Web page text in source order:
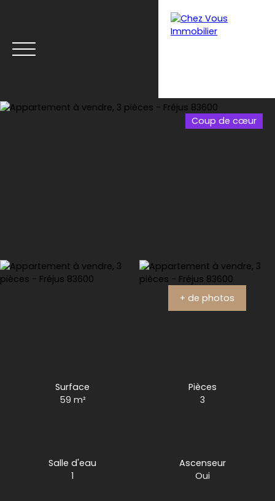
Estimation
Coup de cœur
+ de photos
Surface
59 m²
Pièces
3
Salle d'eau
1
Ascenseur
Oui